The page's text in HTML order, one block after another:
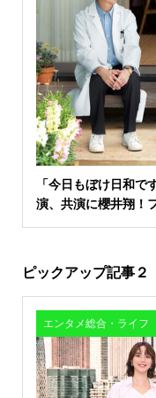
「今日もぼけ日和
演、共演に櫻井翔！
ピックアップ記事２
エンタメ総合・ライフ